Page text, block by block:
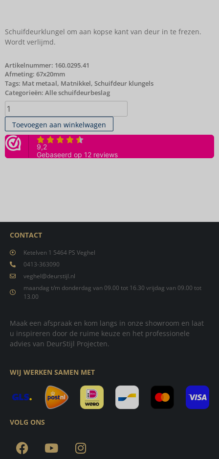
Schuifdeurklungel om aan kopse kant van deur in te frezen.
Wordt verlijmd.
Artikelnummer: 160.0295.41
Afmeting: 67x20mm
Tags: Mat metaal, Matnikkel, Schuifdeur klungels
Categorieën: Alle schuifdeurbeslag
Toevoegen aan winkelwagen
CONTACT
Ketelven 1 5464 PS Veghel
0413-363090
veghel@deurstijl.nl
maandag t/m donderdag van 09.00 tot 16.30 vrijdag van 09.00 tot
13.00
Maak een afspraak en kom langs in onze showroom en laat
u inspireren door de ruime keuze en het professionele
advies van DeurStijl Projecten.
WIJ WERKEN SAMEN MET
VOLG ONS